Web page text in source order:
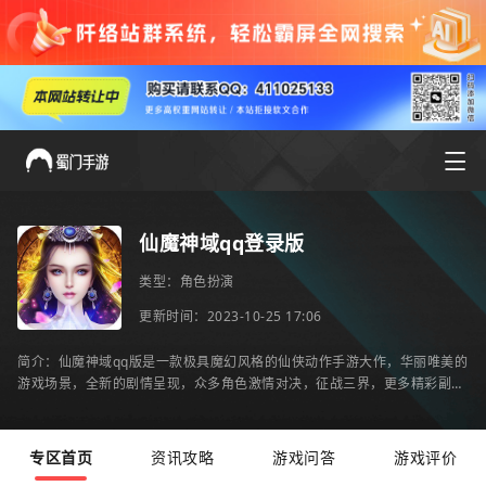
仙魔神域qq登录版
类型： 角色扮演
更新时间：2023-10-25 17:06
简介：仙魔神域qq版是一款极具魔幻风格的仙侠动作手游大作，华丽唯美的
游戏场景，全新的剧情呈现，众多角色激情对决，征战三界，更多精彩副本
专区首页 资讯攻略 游戏问答 游戏评价